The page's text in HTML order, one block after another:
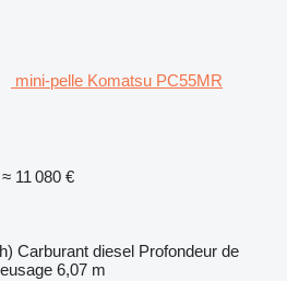
mini-pelle Komatsu PC55MR
≈ 11 080 €
Carburant diesel Profondeur de
6,07 m